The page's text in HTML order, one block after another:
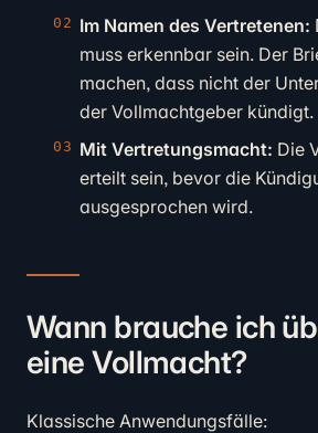
Im Namen des Vertretenen:
muss erkennbar sein. Der
machen, dass nicht der
der Vollmachtgeber kündigt.
Mit Vertretungsmacht: Die
erteilt sein, bevor die
ausgesprochen wird.
Wann brauche ich
eine Vollmacht?
Klassische Anwendungsfälle: